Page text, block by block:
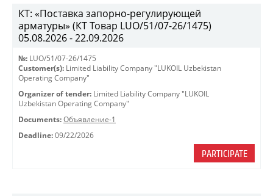
КТ: «Поставка запорно-регулирующей
арматуры» (КТ Товар LUO/51/07-26/1475)
05.08.2026 - 22.09.2026
№: LUO/51/07-26/1475
Customer(s): Limited Liability Company "LUKOIL Uzbekistan
Operating Company"
Organizer of tender: Limited Liability Company "LUKOIL
Uzbekistan Operating Company"
Documents: Объявление-1
Deadline: 09/22/2026
PARTICIPATE